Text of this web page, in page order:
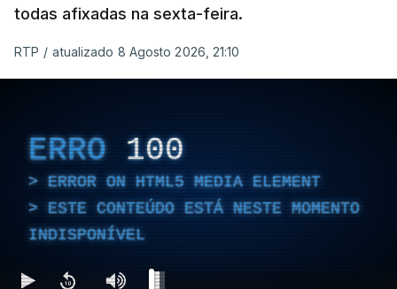
todas afixadas na sexta-feira.
RTP / atualizado 8 Agosto 2026, 21:10
ERRO 100
ERROR ON HTML5 MEDIA ELEMENT
ESTE CONTEÚDO ESTÁ NESTE MOMENTO
INDISPONÍVEL